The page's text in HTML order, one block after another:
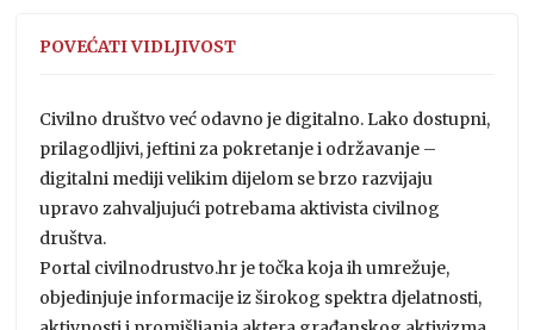
POVEĆATI VIDLJIVOST
Civilno društvo već odavno je digitalno. Lako dostupni,
prilagodljivi, jeftini za pokretanje i održavanje –
digitalni mediji velikim dijelom se brzo razvijaju
upravo zahvaljujući potrebama aktivista civilnog
društva.
Portal civilnodrustvo.hr je točka koja ih umrežuje,
objedinjuje informacije iz širokog spektra djelatnosti,